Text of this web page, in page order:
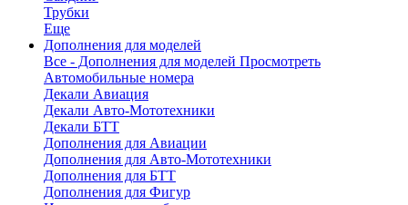
Трубки
Еще
Дополнения для моделей
Все - Дополнения для моделей Просмотреть
Автомобильные номера
Декали Авиация
Декали Авто-Мототехники
Декали БТТ
Дополнения для Авиации
Дополнения для Авто-Мототехники
Дополнения для БТТ
Дополнения для Фигур